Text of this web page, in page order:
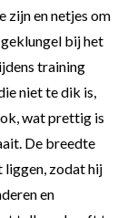
zijn en netjes om
bij het
training
niet te dik is,
wat prettig is
De breedte
zodat hij
en